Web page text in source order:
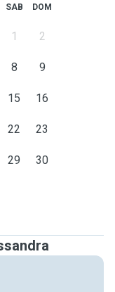
SAB DOM
1 2
8 9
15 16
22 23
29 30